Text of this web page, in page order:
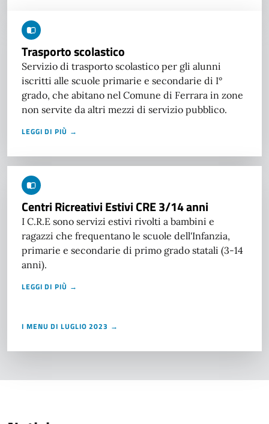
Trasporto scolastico
Servizio di trasporto scolastico per gli alunni
iscritti alle scuole primarie e secondarie di I°
grado, che abitano nel Comune di Ferrara in zone
non servite da altri mezzi di servizio pubblico.
LEGGI DI PIÙ →
Centri Ricreativi Estivi CRE 3/14 anni
I C.R.E sono servizi estivi rivolti a bambini e
ragazzi che frequentano le scuole dell'Infanzia,
primarie e secondarie di primo grado statali (3-14
anni).
LEGGI DI PIÙ →
I MENU DI LUGLIO 2023 →